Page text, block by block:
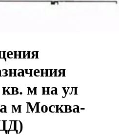
м на ул
м Москва-